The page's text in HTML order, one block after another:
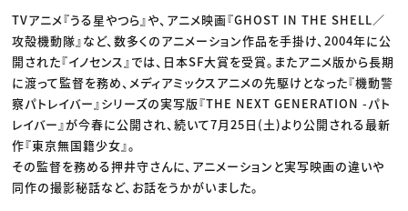
業界解説・キャリア事情
お役立ち基礎知識
映像クリエイター
マーケッター
クリエイターインタビュー
C＆R Magazine
ニュース・トレンド
ニュース・トレンド トップ
Web
映像
ゲーム・エンタメ
広告
出版
CREATIVE VILLAGEからのお知らせ
プロフェッショナル×つながる×メディア
TVアニメ『うる星やつら』や、アニメ映画『GHOST IN THE SHELL／
攻殻機動隊』など、数多くのアニメーション作品を手掛け、2004年に公
開された『イノセンス』では、日本SF大賞を受賞。またアニメ版から長期
に渡って監督を務め、メディアミックスアニメの先駆けとなった『機動警
察パトレイバー』シリーズの実写版『THE NEXT GENERATION -パト
レイバー』が今春に公開され、続いて7月25日(土)より公開される最新
作『東京無国籍少女』。
その監督を務める押井守さんに、アニメーションと実写映画の違いや
同作の撮影秘話など、お話をうかがいました。